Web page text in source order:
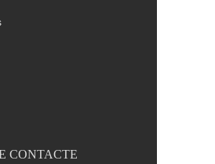
CONTACTE